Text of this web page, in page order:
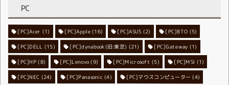
PC
[PC]Acer (1) [PC]Apple(16) [PC]ASUS (2) [PC]BTO (5)
[PC]DELL (15) [PC]dynabook(旧:東芝) (21) [PC]Gateway (1)
[PC]HP(8) [PC]Lenovo(9) [PC]Microsoft (5) [PC]MSI (1)
[PC]NEC (24) [PC]Panasonic (4) [PC]マウスコンピューター (4)